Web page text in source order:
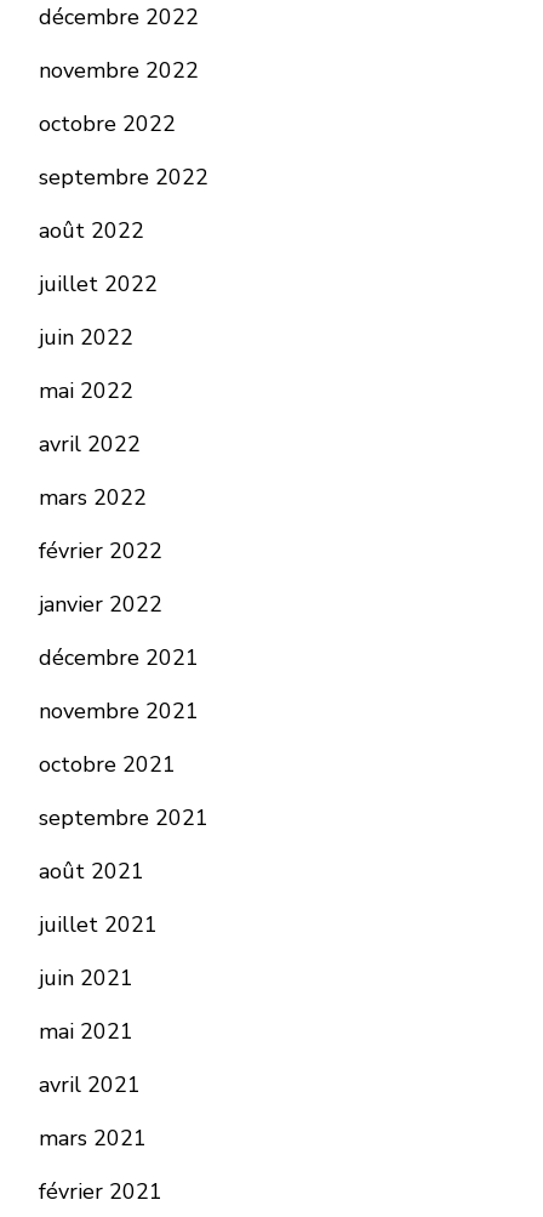
décembre 2022
novembre 2022
octobre 2022
septembre 2022
août 2022
juillet 2022
juin 2022
mai 2022
avril 2022
mars 2022
février 2022
janvier 2022
décembre 2021
novembre 2021
octobre 2021
septembre 2021
août 2021
juillet 2021
juin 2021
mai 2021
avril 2021
mars 2021
février 2021